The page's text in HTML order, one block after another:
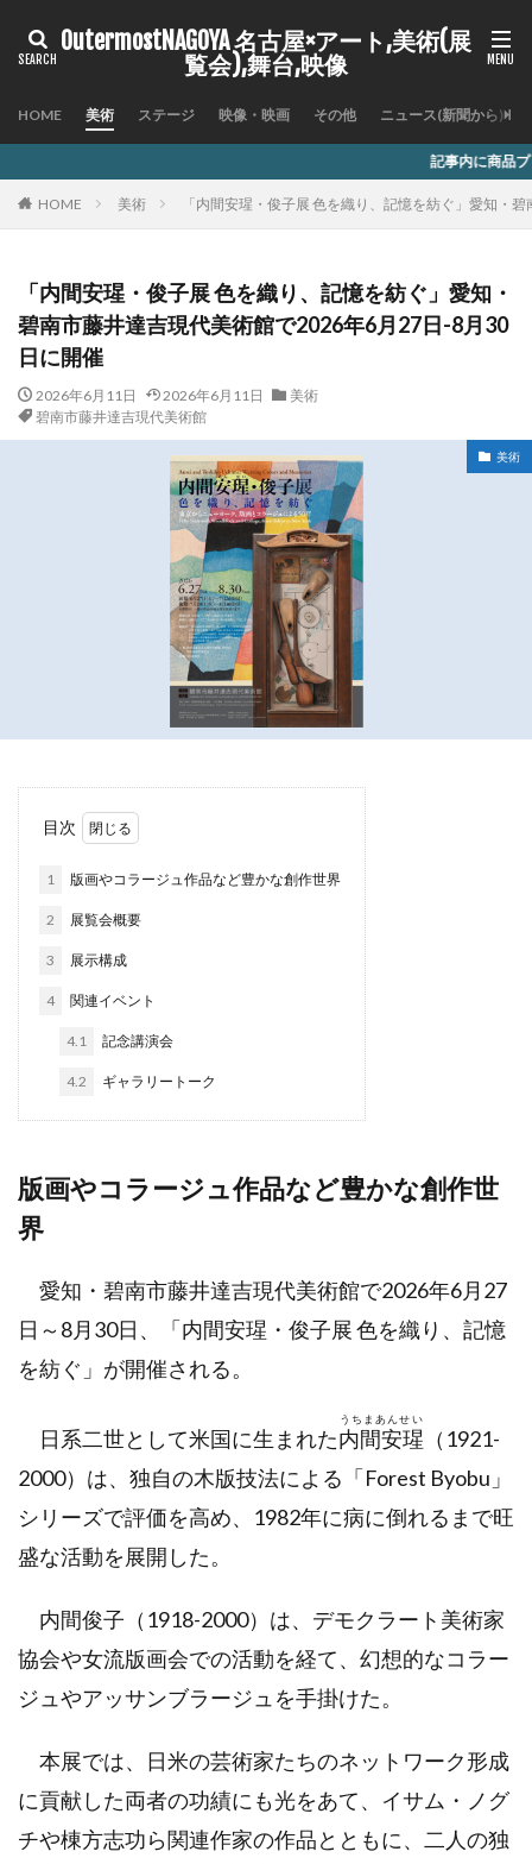
OutermostNAGOYA 名古屋×アート,美術(展
覧会),舞台,映像
HOME 美術 ステージ 映像・映画 その他 ニュース(新聞から)
記事内に商品プロモーションを含む場合
HOME 美術 「内間安瑆・俊子展 色を織り、記憶を
「内間安瑆・俊子展 色を織り、記憶を紡ぐ」愛知・
碧南市藤井達吉現代美術館で2026年6月27日-8月30
日に開催
2026年6月11日 2026年6月11日
美術
碧南市藤井達吉現代美術館
美術
目次
1 版画やコラージュ作品など豊かな創作世界
2 展覧会概要
3 展示構成
4 関連イベント
4.1 記念講演会
4.2 ギャラリートーク
版画やコラージュ作品など豊かな創作世
界
愛知・碧南市藤井達吉現代美術館で2026年6月27
日～8月30日、「内間安瑆・俊子展 色を織り、記憶
を紡ぐ」が開催される。
日系二世として米国に生まれた内間安瑆
うちまあんせい
（1921-
2000）は、独自の木版技法による「Forest Byobu」
シリーズで評価を高め、1982年に病に倒れるまで旺
盛な活動を展開した。
内間俊子（1918-2000）は、デモクラート美術家
協会や女流版画会での活動を経て、幻想的なコラー
ジュやアッサンブラージュを手掛けた。
本展では、日米の芸術家たちのネットワーク形成
に貢献した両者の功績にも光をあて、イサム・ノグ
チや棟方志功ら関連作家の作品とともに、二人の独